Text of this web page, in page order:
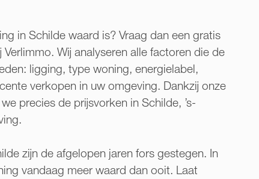
in Schilde waard is? Vraag dan een gratis
Wij analyseren alle factoren die de
ligging, type woning, energielabel,
verkopen in uw omgeving. Dankzij onze
precies de prijsvorken in Schilde, ’s-
zijn de afgelopen jaren fors gestegen. In
vandaag meer waard dan ooit. Laat